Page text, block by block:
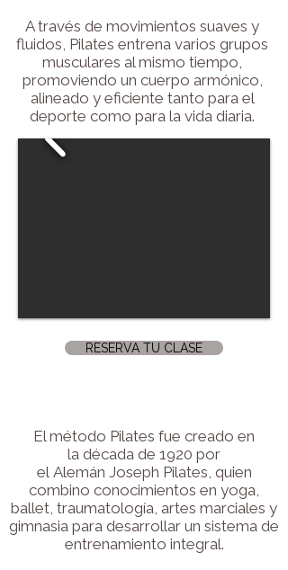
A través de movimientos suaves y
fluidos, Pilates entrena varios grupos
musculares al mismo tiempo,
promoviendo un cuerpo armónico,
alineado y eficiente tanto para el
deporte como para la vida diaria.
RESERVA TU CLASE
El método Pilates fue creado en
la década de 1920 por
el Alemán Joseph Pilates, quien
combino conocimientos en yoga,
ballet, traumatología, artes marciales y
gimnasia para desarrollar un sistema de
entrenamiento integral.